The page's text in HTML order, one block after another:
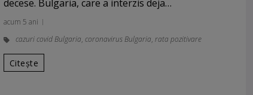
decese. Bulgaria, care a interzis deja…
acum 5 ani
cazuri covid Bulgaria, coronavirus Bulgaria, rata pozitivare
Citește